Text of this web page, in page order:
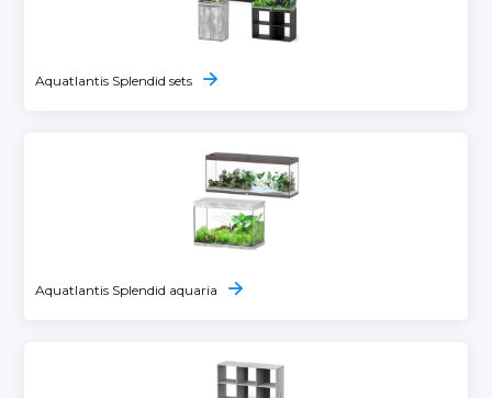
Aquatlantis Splendid sets
Aquatlantis Splendid aquaria